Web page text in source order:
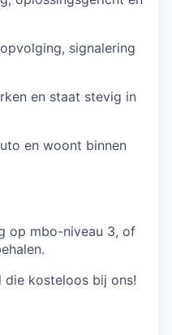
signalering
en staat stevig in
en woont binnen
op mbo-niveau 3, of
kosteloos bij ons!